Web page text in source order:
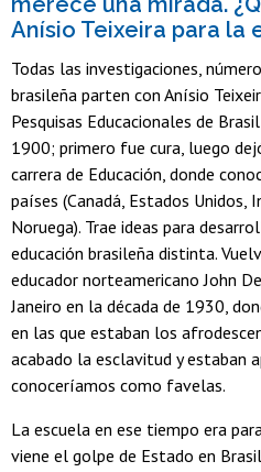
Anísio Teixeira para la
Todas las investigaciones,
brasileña parten con Anísio
Pesquisas Educacionales de
1900; primero fue cura, luego
carrera de Educación, donde
países (Canadá, Estados Unidos,
Noruega). Trae ideas para
educación brasileña distinta.
educador norteamericano John
Janeiro en la década de 1930,
en las que estaban los
acabado la esclavitud y estaban
conoceríamos como favelas.
La escuela en ese tiempo era
viene el golpe de Estado en